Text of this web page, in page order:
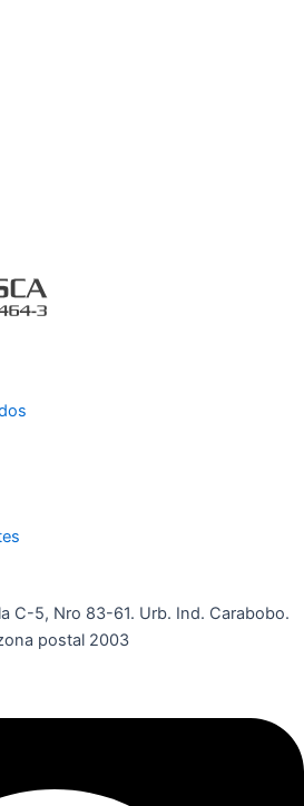
C-5, Nro 83-61. Urb. Ind. Carabobo.
postal 2003